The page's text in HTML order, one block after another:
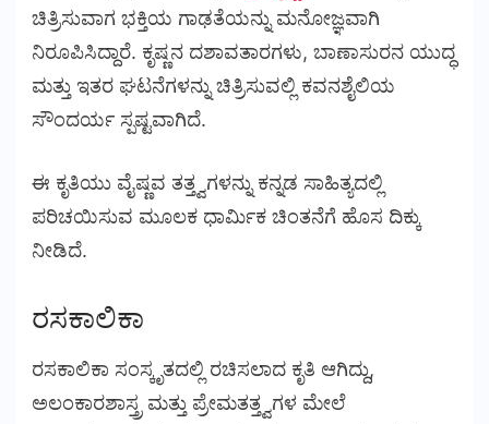
ಚಿತ್ರಿಸುವಾಗ ಭಕ್ತಿಯ ಗಾಢತೆಯನ್ನು ಮನೋಜ್ಞವಾಗಿ
ನಿರೂಪಿಸಿದ್ದಾರೆ. ಕೃಷ್ಣನ ದಶಾವತಾರಗಳು, ಬಾಣಾಸುರನ ಯುದ್ಧ
ಮತ್ತು ಇತರ ಘಟನೆಗಳನ್ನು ಚಿತ್ರಿಸುವಲ್ಲಿ ಕವನಶೈಲಿಯ
ಸೌಂದರ್ಯ ಸ್ಪಷ್ಟವಾಗಿದೆ.
ಈ ಕೃತಿಯು ವೈಷ್ಣವ ತತ್ತ್ವಗಳನ್ನು ಕನ್ನಡ ಸಾಹಿತ್ಯದಲ್ಲಿ
ಪರಿಚಯಿಸುವ ಮೂಲಕ ಧಾರ್ಮಿಕ ಚಿಂತನೆಗೆ ಹೊಸ ದಿಕ್ಕು
ನೀಡಿದೆ.
ರಸಕಾಲಿಕಾ
ರಸಕಾಲಿಕಾ ಸಂಸ್ಕೃತದಲ್ಲಿ ರಚಿಸಲಾದ ಕೃತಿ ಆಗಿದ್ದು,
ಅಲಂಕಾರಶಾಸ್ತ್ರ ಮತ್ತು ಪ್ರೇಮತತ್ತ್ವಗಳ ಮೇಲೆ